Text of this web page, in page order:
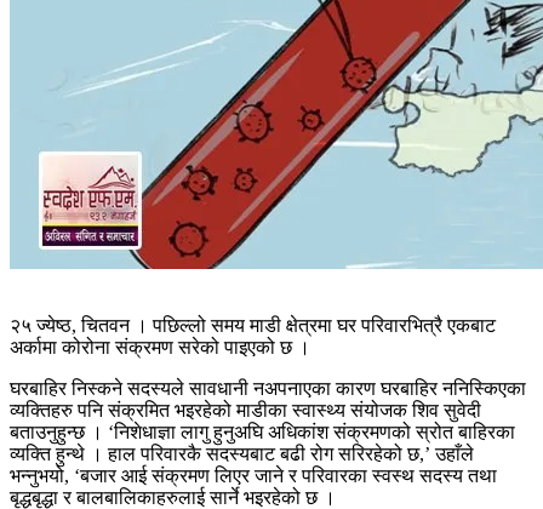
२५ ज्येष्ठ, चितवन । पछिल्लो समय माडी क्षेत्रमा घर परिवारभित्रै एकबाट
अर्कामा कोरोना संक्रमण सरेको पाइएको छ ।
घरबाहिर निस्कने सदस्यले सावधानी नअपनाएका कारण घरबाहिर ननिस्किएका
व्यक्तिहरु पनि संक्रमित भइरहेको माडीका स्वास्थ्य संयोजक शिव सुवेदी
बताउनुहुन्छ । ‘निशेधाज्ञा लागु हुनुअघि अधिकांश संक्रमणको स्रोत बाहिरका
व्यक्ति हुन्थे । हाल परिवारकै सदस्यबाट बढी रोग सरिरहेको छ,’ उहाँले
भन्नुभयो, ‘बजार आई संक्रमण लिएर जाने र परिवारका स्वस्थ सदस्य तथा
बृद्धबृद्धा र बालबालिकाहरुलाई सार्ने भइरहेको छ ।